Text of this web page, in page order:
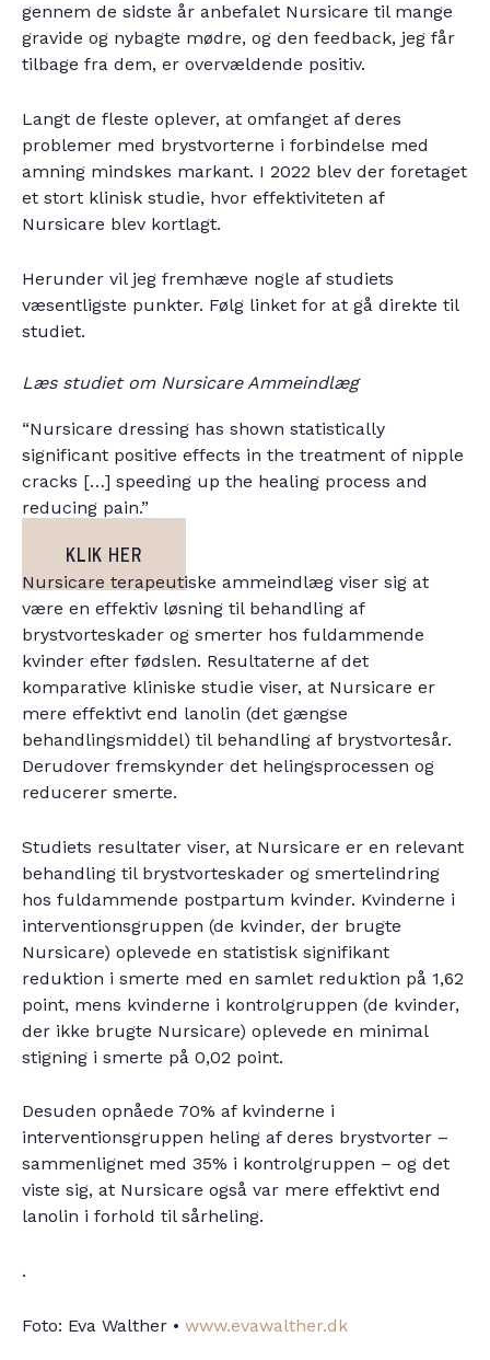
gennem de sidste år anbefalet Nursicare til mange
gravide og nybagte mødre, og den feedback, jeg får
tilbage fra dem, er overvældende positiv.
Langt de fleste oplever, at omfanget af deres
problemer med brystvorterne i forbindelse med
amning mindskes markant. I 2022 blev der foretaget
et stort klinisk studie, hvor effektiviteten af
Nursicare blev kortlagt.
Herunder vil jeg fremhæve nogle af studiets
væsentligste punkter. Følg linket for at gå direkte til
studiet.
Læs studiet om Nursicare Ammeindlæg
“Nursicare dressing has shown statistically
significant positive effects in the treatment of nipple
cracks […] speeding up the healing process and
reducing pain.”
KLIK HER
Nursicare terapeutiske ammeindlæg viser sig at
være en effektiv løsning til behandling af
brystvorteskader og smerter hos fuldammende
kvinder efter fødslen. Resultaterne af det
komparative kliniske studie viser, at Nursicare er
mere effektivt end lanolin (det gængse
behandlingsmiddel) til behandling af brystvortesår.
Derudover fremskynder det helingsprocessen og
reducerer smerte.
Studiets resultater viser, at Nursicare er en relevant
behandling til brystvorteskader og smertelindring
hos fuldammende postpartum kvinder. Kvinderne i
interventionsgruppen (de kvinder, der brugte
Nursicare) oplevede en statistisk signifikant
reduktion i smerte med en samlet reduktion på 1,62
point, mens kvinderne i kontrolgruppen (de kvinder,
der ikke brugte Nursicare) oplevede en minimal
stigning i smerte på 0,02 point.
Desuden opnåede 70% af kvinderne i
interventionsgruppen heling af deres brystvorter –
sammenlignet med 35% i kontrolgruppen – og det
viste sig, at Nursicare også var mere effektivt end
lanolin i forhold til sårheling.
.
Foto: Eva Walther • www.evawalther.dk